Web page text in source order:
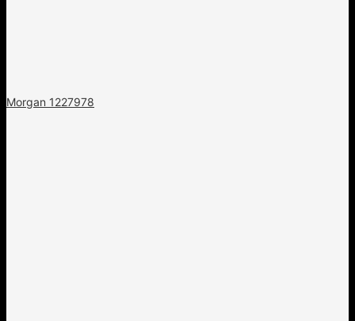
Morgan 1227978